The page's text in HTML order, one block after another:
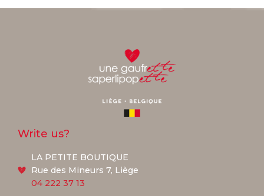
Write us?
LA PETITE BOUTIQUE
Rue des Mineurs 7, Liège
04 222 37 13